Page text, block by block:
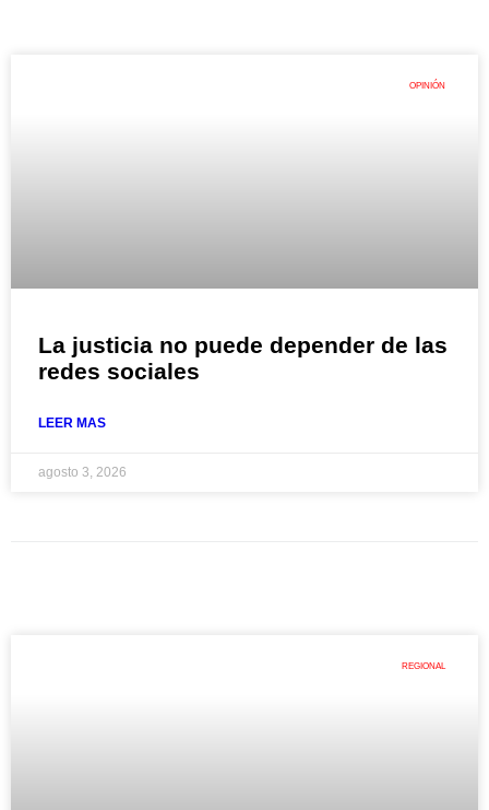
OPINIÓN
La justicia no puede depender de las
redes sociales
LEER MAS
agosto 3, 2026
REGIONAL